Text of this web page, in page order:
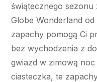
świątecznego
Globe Wonderland od
zapachy pomogą Ci
bez wychodzenia z
gwiazd w zimową
ciasteczka, te